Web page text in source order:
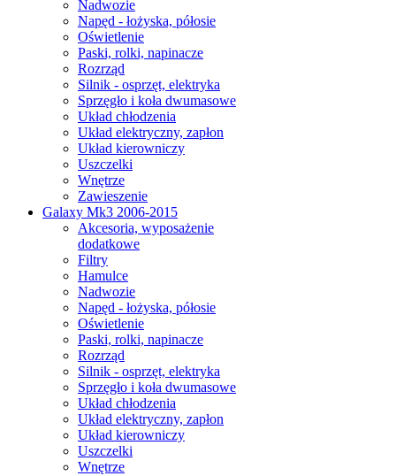
Nadwozie
Napęd - łożyska, półosie
Oświetlenie
Paski, rolki, napinacze
Rozrząd
Silnik - osprzęt, elektryka
Sprzęgło i koła dwumasowe
Układ chłodzenia
Układ elektryczny, zapłon
Układ kierowniczy
Uszczelki
Wnętrze
Zawieszenie
Galaxy Mk3 2006-2015
Akcesoria, wyposażenie
dodatkowe
Filtry
Hamulce
Nadwozie
Napęd - łożyska, półosie
Oświetlenie
Paski, rolki, napinacze
Rozrząd
Silnik - osprzęt, elektryka
Sprzęgło i koła dwumasowe
Układ chłodzenia
Układ elektryczny, zapłon
Układ kierowniczy
Uszczelki
Wnętrze